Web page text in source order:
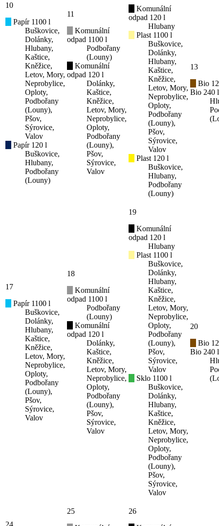
10
Papír 1100 l
Buškovice,
Dolánky,
Hlubany,
Kaštice,
Kněžice,
Letov, Mory,
Neprobylice,
Oploty,
Podbořany
(Louny),
Pšov,
Sýrovice,
Valov
Papír 120 l
Buškovice,
Hlubany,
Podbořany
(Louny)
11
Komunální
odpad 1100 l
Podbořany
(Louny)
Komunální
odpad 120 l
Dolánky,
Kaštice,
Kněžice,
Letov, Mory,
Neprobylice,
Oploty,
Podbořany
(Louny),
Pšov,
Sýrovice,
Valov
Komunální
odpad 120 l
Hlubany
Plast 1100 l
Buškovice,
Dolánky,
Hlubany,
Kaštice,
Kněžice,
Letov, Mory,
Neprobylice,
Oploty,
Podbořany
(Louny),
Pšov,
Sýrovice,
Valov
Plast 120 l
Buškovice,
Hlubany,
Podbořany
(Louny)
13
Bio
Bio 240 l
17
Papír 1100 l
Buškovice,
Dolánky,
Hlubany,
Kaštice,
Kněžice,
Letov, Mory,
Neprobylice,
Oploty,
Podbořany
(Louny),
Pšov,
Sýrovice,
Valov
18
Komunální
odpad 1100 l
Podbořany
(Louny)
Komunální
odpad 120 l
Dolánky,
Kaštice,
Kněžice,
Letov, Mory,
Neprobylice,
Oploty,
Podbořany
(Louny),
Pšov,
Sýrovice,
Valov
19
Komunální
odpad 120 l
Hlubany
Plast 1100 l
Buškovice,
Dolánky,
Hlubany,
Kaštice,
Kněžice,
Letov, Mory,
Neprobylice,
Oploty,
Podbořany
(Louny),
Pšov,
Sýrovice,
Valov
Sklo 1100 l
Buškovice,
Dolánky,
Hlubany,
Kaštice,
Kněžice,
Letov, Mory,
Neprobylice,
Oploty,
Podbořany
(Louny),
Pšov,
Sýrovice,
Valov
20
Bio
Bio 240 l
24
25
26